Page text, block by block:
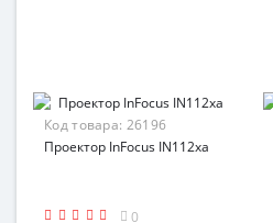
Код товара: 26196
Проектор InFocus IN112xa
0